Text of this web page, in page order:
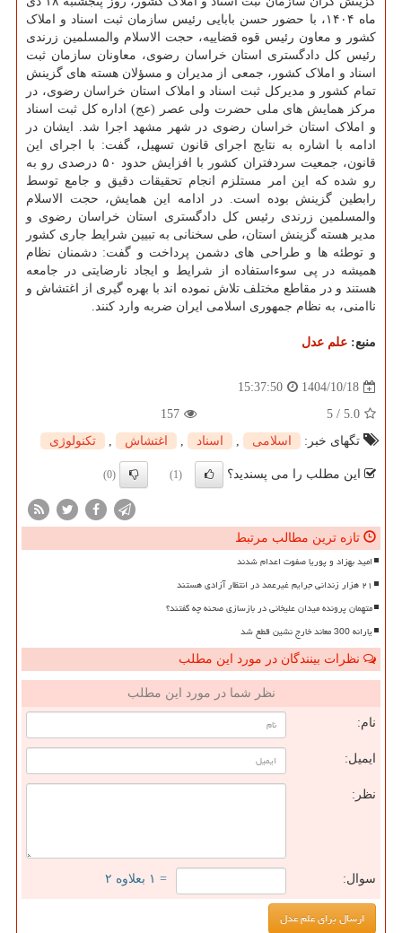
ماه ۱۴۰۴، با حضور حسن بابایی رئیس سازمان ثبت اسناد و املاک
کشور و معاون رئیس قوه قضاییه، حجت الاسلام والمسلمین زرندی
رئیس کل دادگستری استان خراسان رضوی، معاونان سازمان ثبت
اسناد و املاک کشور، جمعی از مدیران و مسؤلان هسته های گزینش
تمام کشور و مدیرکل ثبت اسناد و املاک استان خراسان رضوی، در
مرکز همایش های ملی حضرت ولی عصر (عج) اداره کل ثبت اسناد
و املاک استان خراسان رضوی در شهر مشهد اجرا شد. ایشان در
ادامه با اشاره به نتایج اجرای قانون تسهیل، گفت: با اجرای این
قانون، جمعیت سردفتران کشور با افزایش حدود ۵۰ درصدی رو به
رو شده که این امر مستلزم انجام تحقیقات دقیق و جامع توسط
رابطین گزینش بوده است. در ادامه این همایش، حجت الاسلام
والمسلمین زرندی رئیس کل دادگستری استان خراسان رضوی و
مدیر هسته گزینش استان، طی سخنانی به تبیین شرایط جاری کشور
و توطئه ها و طراحی های دشمن پرداخت و گفت: دشمنان نظام
همیشه در پی سوءاستفاده از شرایط و ایجاد نارضایتی در جامعه
هستند و در مقاطع مختلف تلاش نموده اند با بهره گیری از اغتشاش و
ناامنی، به نظام جمهوری اسلامی ایران ضربه وارد کنند.
منبع: علم عدل
1404/10/18
15:37:50
5.0
/
5
157
تگهای خبر:
اسلامی , اسناد , اغتشاش , تكنولوژی
این مطلب را می پسندید؟ (1)
(0)
تازه ترین مطالب مرتبط
امید بهزاد و پوریا صفوت اعدام شدند
۲۱ هزار زندانی جرایم غیرعمد در انتظار آزادی هستند
متهمان پرونده میدان علیخانی در بازسازی صحنه چه گفتند؟
یارانه 300 معاند خارج نشین قطع شد
نظرات بینندگان در مورد این مطلب
نظر شما در مورد این مطلب
نام:
ایمیل:
نظر:
سوال: = ۱ بعلاوه ۲